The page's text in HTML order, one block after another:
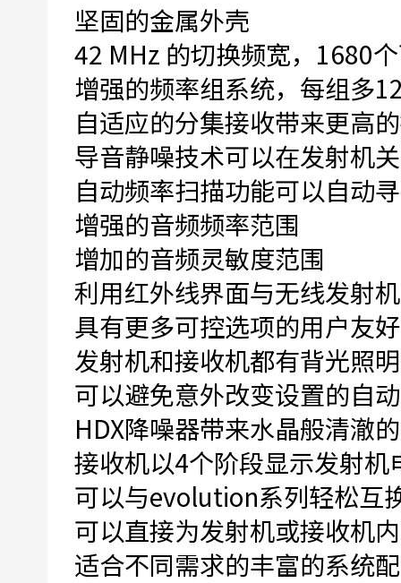
坚固的金属外壳
42 MHz 的切换频宽，1680
增强的频率组系统，每组多
自适应的分集接收带来更高
导音静噪技术可以在发射机
自动频率扫描功能可以自动
增强的音频频率范围
增加的音频灵敏度范围
利用红外线界面与无线发射
具有更多可控选项的用户友
发射机和接收机都有背光照
可以避免意外改变设置的自
HDX降噪器带来水晶般清澈
接收机以4个阶段显示发射机
可以与evolution系列轻松互
可以直接为发射机或接收机
适合不同需求的丰富的系统